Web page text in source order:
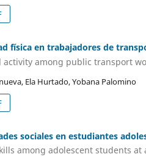
física en trabajadores de
activity among public transport
Ela Hurtado, Yobana Palomino
sociales en estudiantes
among adolescent students